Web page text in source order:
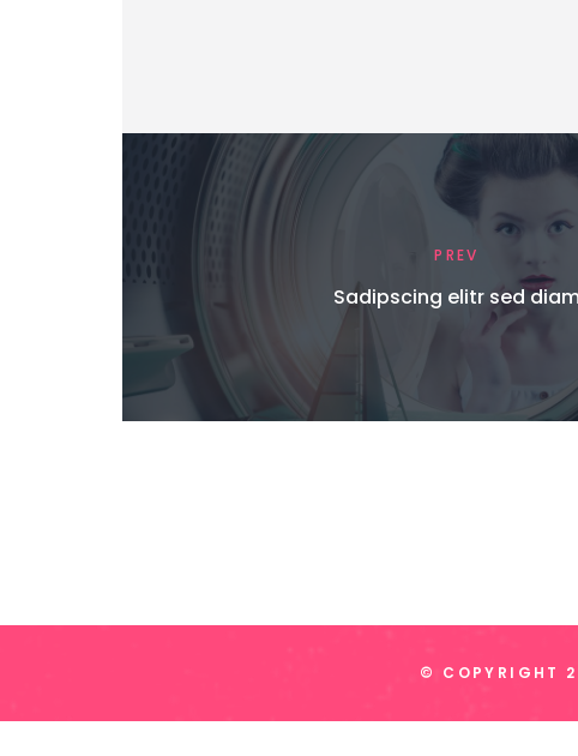
PREV
Sadipscing elitr sed
© COPYRIGHT